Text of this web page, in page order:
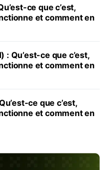
ce que c’est,
et comment en
: Qu’est-ce que c’est,
et comment en
ce que c’est,
et comment en